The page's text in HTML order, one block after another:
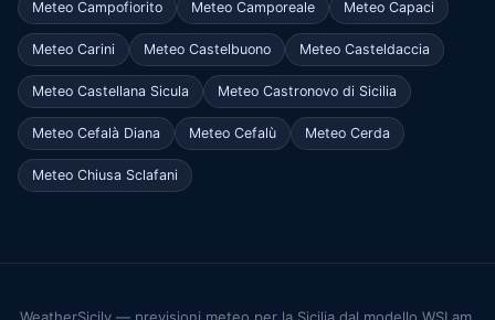
Meteo Campofiorito Meteo Camporeale Meteo Capaci
Meteo Carini Meteo Castelbuono Meteo Casteldaccia
Meteo Castellana Sicula Meteo Castronovo di Sicilia
Meteo Cefalà Diana Meteo Cefalù Meteo Cerda
Meteo Chiusa Sclafani
WeatherSicily — previsioni meteo per la Sicilia dal modello WSLam